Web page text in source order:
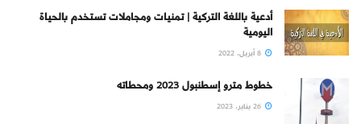
أدعية باللغة التركية | تمنيات ومجاملات تستخدم بالحياة
اليومية
خطوط مترو إسطنبول 2023 ومحطاته